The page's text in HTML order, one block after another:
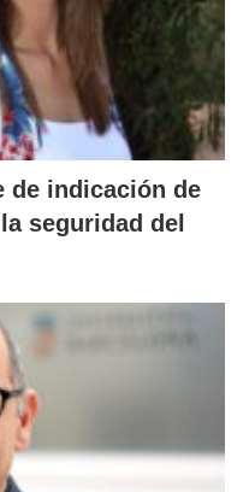
de indicación de
seguridad del